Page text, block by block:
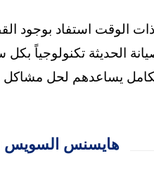
الوقت استفاد بوجود
الحديثة تكنولوجياً
يساعدهم لحل مشاكل
هايسنس السويس